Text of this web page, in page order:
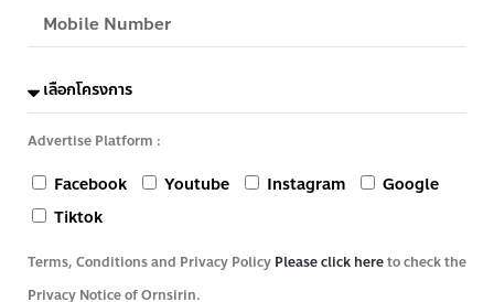
Advertise Platform :
Facebook Youtube Instagram
Google
Tiktok
Terms, Conditions and Privacy Policy Please click hereto check the
Privacy Notice of Ornsirin.